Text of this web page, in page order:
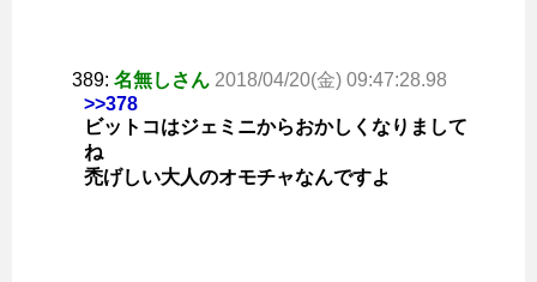
389: 名無しさん 2018/04/20(金) 09:47:28.98
>>378
ビットコはジェミニからおかしくなりまして
ね
禿げしい大人のオモチャなんですよ